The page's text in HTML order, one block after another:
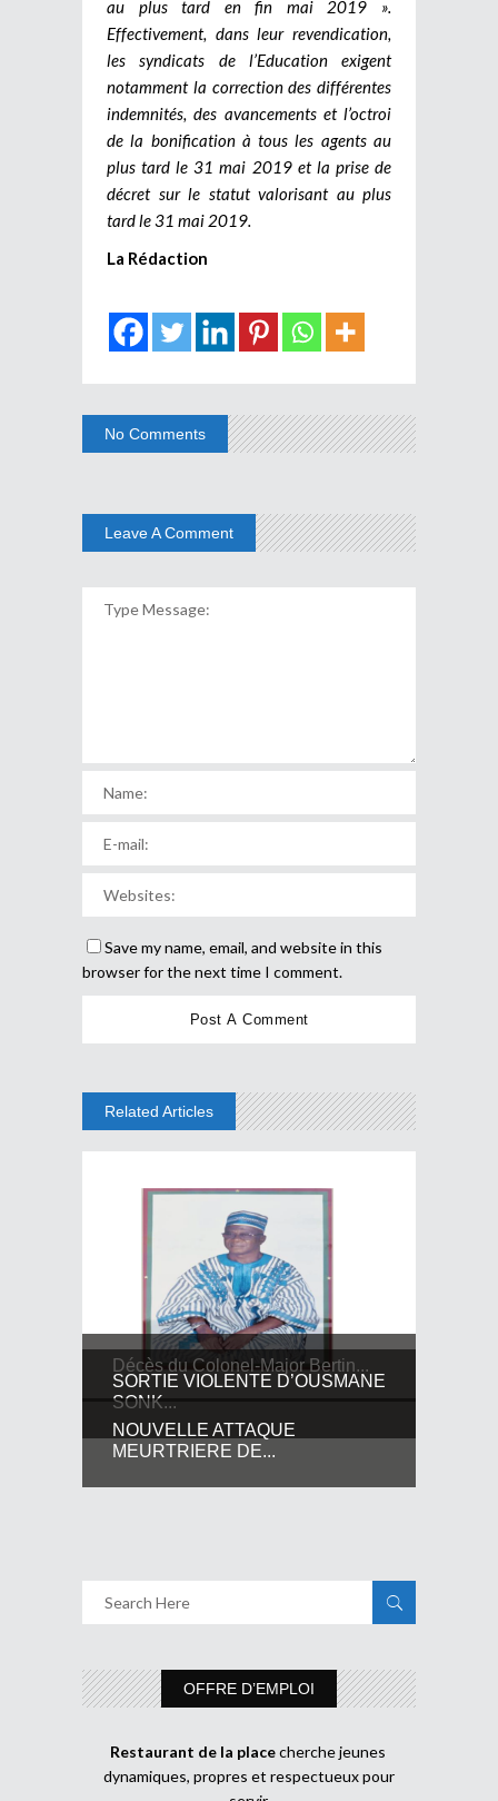
au plus tard en fin mai 2019 ».
Effectivement, dans leur revendication,
les syndicats de l’Education exigent
notamment la correction des différentes
indemnités, des avancements et l’octroi
de la bonification à tous les agents au
plus tard le 31 mai 2019 et la prise de
décret sur le statut valorisant au plus
tard le 31 mai 2019.
La Rédaction
No Comments
Leave A Comment
Save my name, email, and website in this
browser for the next time I comment.
Related Articles
Décès du Colonel-Major Bertin...
SORTIE VIOLENTE D’OUSMANE
SONK...
NOUVELLE ATTAQUE
MEURTRIERE DE...
OFFRE D’EMPLOI
Restaurant de la placecherche jeunes
dynamiques, propres et respectueux pour